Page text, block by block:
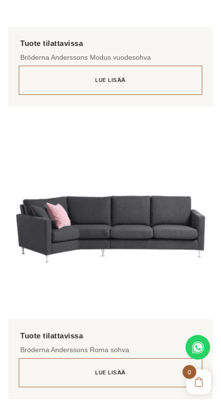
Bröderna Anderssons Modus vuodesohva
LUE LISÄÄ
Bröderna Anderssons Roma sohva
LUE LISÄÄ 0